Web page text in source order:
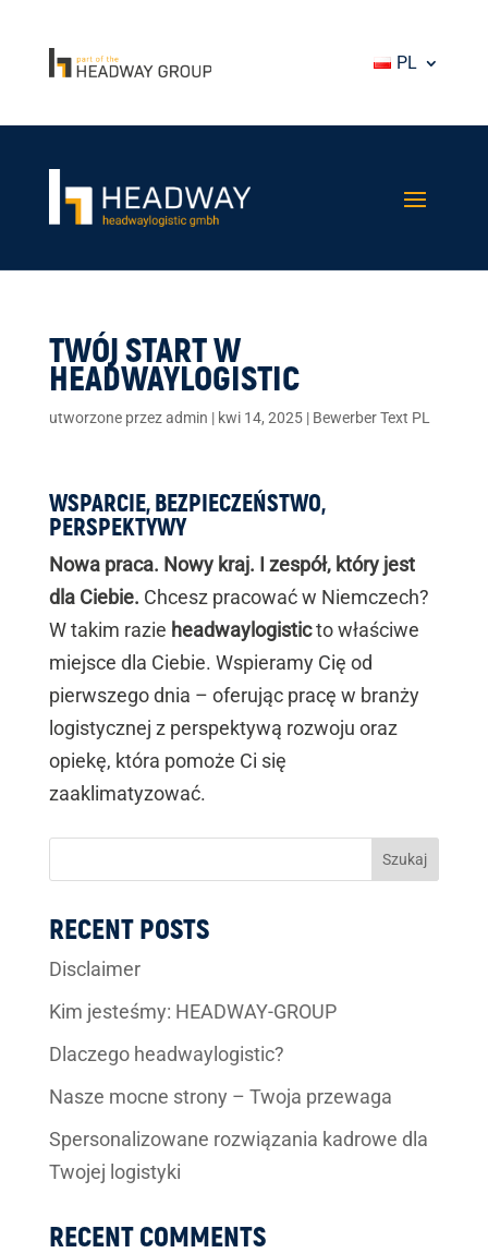
PL
TWÓJ START W
HEADWAYLOGISTIC
utworzone przezadmin | kwi 14, 2025| Bewerber Text PL
WSPARCIE, BEZPIECZEŃSTWO,
PERSPEKTYWY
Nowa praca. Nowy kraj. I zespół, który jest
dla Ciebie. Chcesz pracować w Niemczech?
W takim razie headwaylogisticto właściwe
miejsce dla Ciebie. Wspieramy Cię od
pierwszego dnia – oferując pracę w branży
logistycznej z perspektywą rozwoju oraz
opiekę, która pomoże Ci się
zaaklimatyzować.
Szukaj
RECENT POSTS
Disclaimer
Kim jesteśmy: HEADWAY-GROUP
Dlaczego headwaylogistic?
Nasze mocne strony – Twoja przewaga
Spersonalizowane rozwiązania kadrowe dla
Twojej logistyki
RECENT COMMENTS